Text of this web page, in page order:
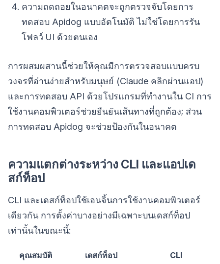
ความถดถอยในอนาคตจะถูกตรวจจับโดยการ
ทดสอบ Apidog แบบอัตโนมัติ ไม่ใช่โดยการรัน
โฟลว์ UI ด้วยตนเอง
การผสมผสานนี้ช่วยให้คุณมีการตรวจสอบแบบครบ
วงจรที่อ่านง่ายสำหรับมนุษย์ (Claude คลิกผ่านแอป)
และการทดสอบ API ด้วยโปรแกรมที่ทำงานใน CI การ
ใช้งานคอมพิวเตอร์ช่วยยืนยันเส้นทางที่ถูกต้อง; ส่วน
การทดสอบ Apidog จะช่วยป้องกันในอนาคต
ความแตกต่างระหว่าง CLI และแอปเด
สก์ท็อป
CLI และเดสก์ท็อปใช้เอนจิ้นการใช้งานคอมพิวเตอร์
เดียวกัน การตั้งค่าบางอย่างมีเฉพาะบนเดสก์ท็อป
เท่านั้นในขณะนี้:
คุณสมบัติ เดสก์ท็อป CLI